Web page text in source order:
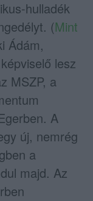
hulladék
(Mint
Ádám,
lesz
MSZP, a
A
új, nemrég
a
majd. Az